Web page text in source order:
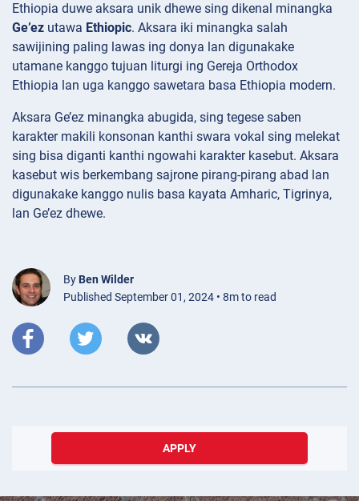
Ethiopia duwe aksara unik dhewe sing dikenal minangka
Ge’ez utawa Ethiopic. Aksara iki minangka salah
sawijining paling lawas ing donya lan digunakake
utamane kanggo tujuan liturgi ing Gereja Orthodox
Ethiopia lan uga kanggo sawetara basa Ethiopia modern.
Aksara Ge’ez minangka abugida, sing tegese saben
karakter makili konsonan kanthi swara vokal sing melekat
sing bisa diganti kanthi ngowahi karakter kasebut. Aksara
kasebut wis berkembang sajrone pirang-pirang abad lan
digunakake kanggo nulis basa kayata Amharic, Tigrinya,
lan Ge’ez dhewe.
By Ben Wilder
Published September 01, 2024 • 8m to read
APPLY